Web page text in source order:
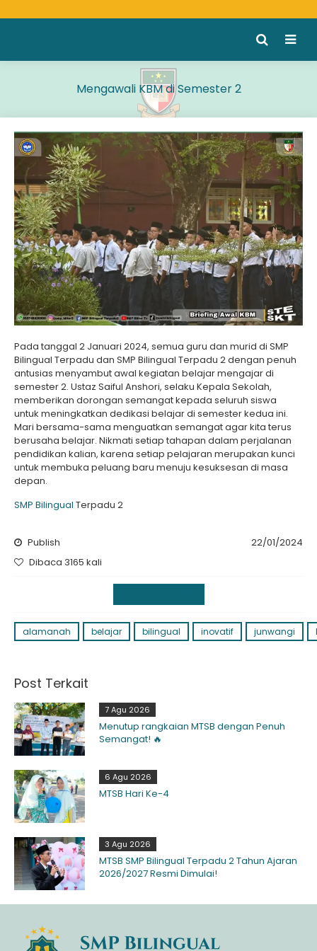
Mengawali KBM di Semester 2
Pada tanggal 2 Januari 2024, semua guru dan murid di SMP
Bilingual Terpadu dan SMP Bilingual Terpadu 2 dengan penuh
antusias menyambut awal kegiatan belajar mengajar di
semester 2. Ustaz Saiful Anshori, selaku Kepala Sekolah,
memberikan dorongan semangat kepada seluruh siswa
untuk meningkatkan dedikasi belajar di semester kedua ini.
Mari bersama-sama menguatkan semangat agar kita terus
berusaha belajar. Nikmati setiap tahapan dalam perjalanan
pendidikan kalian, karena setiap pelajaran merupakan kunci
untuk membuka peluang baru menuju kesuksesan di masa
depan.
SMP Bilingual Terpadu 2
Publish
22/01/2024
Dibaca 3165 kali
alamanah belajar bilingual inovatif junwangi
Post Terkait
7 Agu 2026
Menutup rangkaian MTSB dengan Penuh
Semangat! 🔥
6 Agu 2026
MTSB Hari Ke-4
3 Agu 2026
MTSB SMP Bilingual Terpadu 2 Tahun Ajaran
2026/2027 Resmi Dimulai!